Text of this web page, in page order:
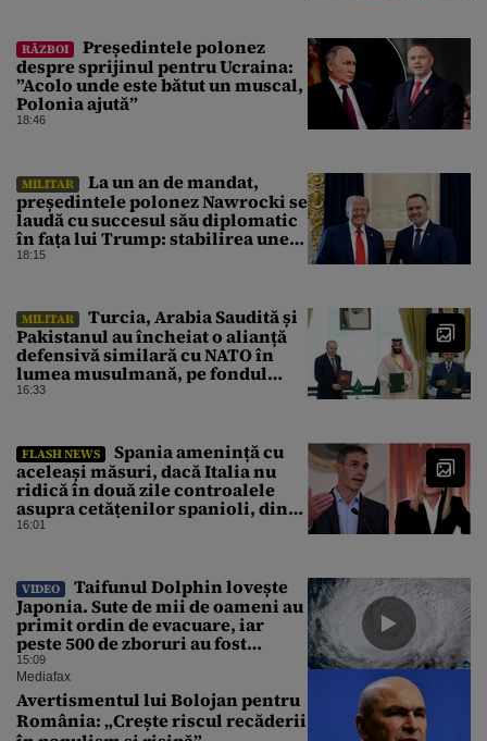
RĂZBOI
Președintele polonez
despre sprijinul pentru Ucraina:
”Acolo unde este bătut un muscal,
Polonia ajută”
18:46
MILITAR
La un an de mandat,
președintele polonez Nawrocki se
laudă cu succesul său diplomatic
în fața lui Trump: stabilirea unei
prezențe americane permanente
18:15
MILITAR
Turcia, Arabia Saudită și
Pakistanul au încheiat o alianță
defensivă similară cu NATO în
lumea musulmană, pe fondul
conflictelor din Orientul Mijlociu
16:33
FLASH NEWS
Spania amenință cu
aceleași măsuri, dacă Italia nu
ridică în două zile controalele
asupra cetățenilor spanioli, din
cauza crizei migrației
16:01
VIDEO
Taifunul Dolphin lovește
Japonia. Sute de mii de oameni au
primit ordin de evacuare, iar
peste 500 de zboruri au fost
anulate
15:09
Mediafax
Avertismentul lui Bolojan pentru
România: „Crește riscul recăderii